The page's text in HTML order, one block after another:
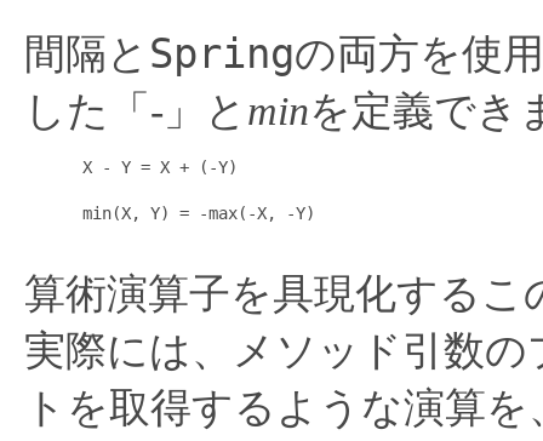
間隔と Springの両方を使
した「-」と minを定義でき
      X - Y = X + (-Y)
      min(X, Y) = -max(-X, -Y)
算術演算子を具現化する
実際には、メソッド引数
トを取得するような演算